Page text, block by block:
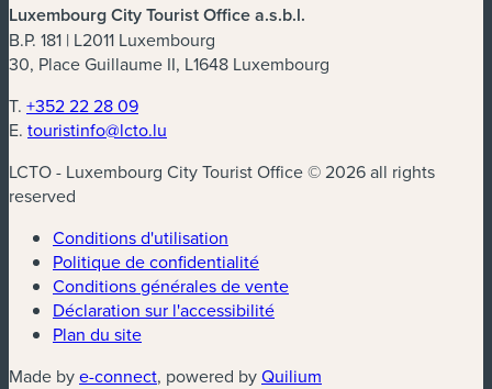
Luxembourg City Tourist Office a.s.b.l.
B.P. 181 | L2011 Luxembourg
30, Place Guillaume II, L1648 Luxembourg
T. +352 22 28 09
E. touristinfo@lcto.lu
LCTO - Luxembourg City Tourist Office © 2026 all rights
reserved
Conditions d'utilisation
Politique de confidentialité
Conditions générales de vente
Déclaration sur l'accessibilité
Plan du site
Made bye-connect(nouvelle fenêtre)
, powered byQuilium